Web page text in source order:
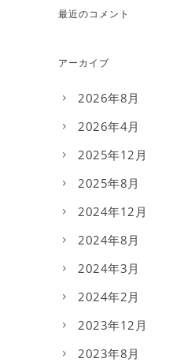
最近のコメント
アーカイブ
2026年8月
2026年4月
2025年12月
2025年8月
2024年12月
2024年8月
2024年3月
2024年2月
2023年12月
2023年8月